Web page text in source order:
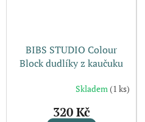
BIBS STUDIO Colour
Block dudlíky z kaučuku
MixSkladem (1 ks)
320 Kč